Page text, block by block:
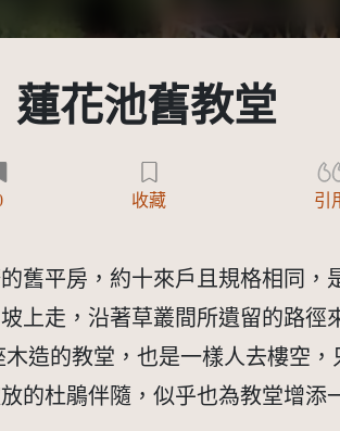
蓮花池舊教堂
收藏 引
舊平房，約十來戶且規格相同
上走，沿著草叢間所遺留的路
造的教堂，也是一樣人去樓空
的杜鵑伴隨，似乎也為教堂增添